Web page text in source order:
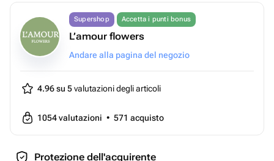
Supershop Accetta i punti bonus
L’amour flowers
Andare alla pagina del negozio
4.96 su 5valutazioni degli articoli
1054valutazioni • 571 acquisto
Protezione dell'acquirente